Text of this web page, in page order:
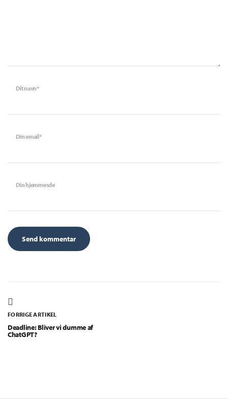
Dit navn*
Din email*
Din hjemmesde
FORRIGE ARTIKEL
Deadline: Bliver vi dumme af
ChatGPT?